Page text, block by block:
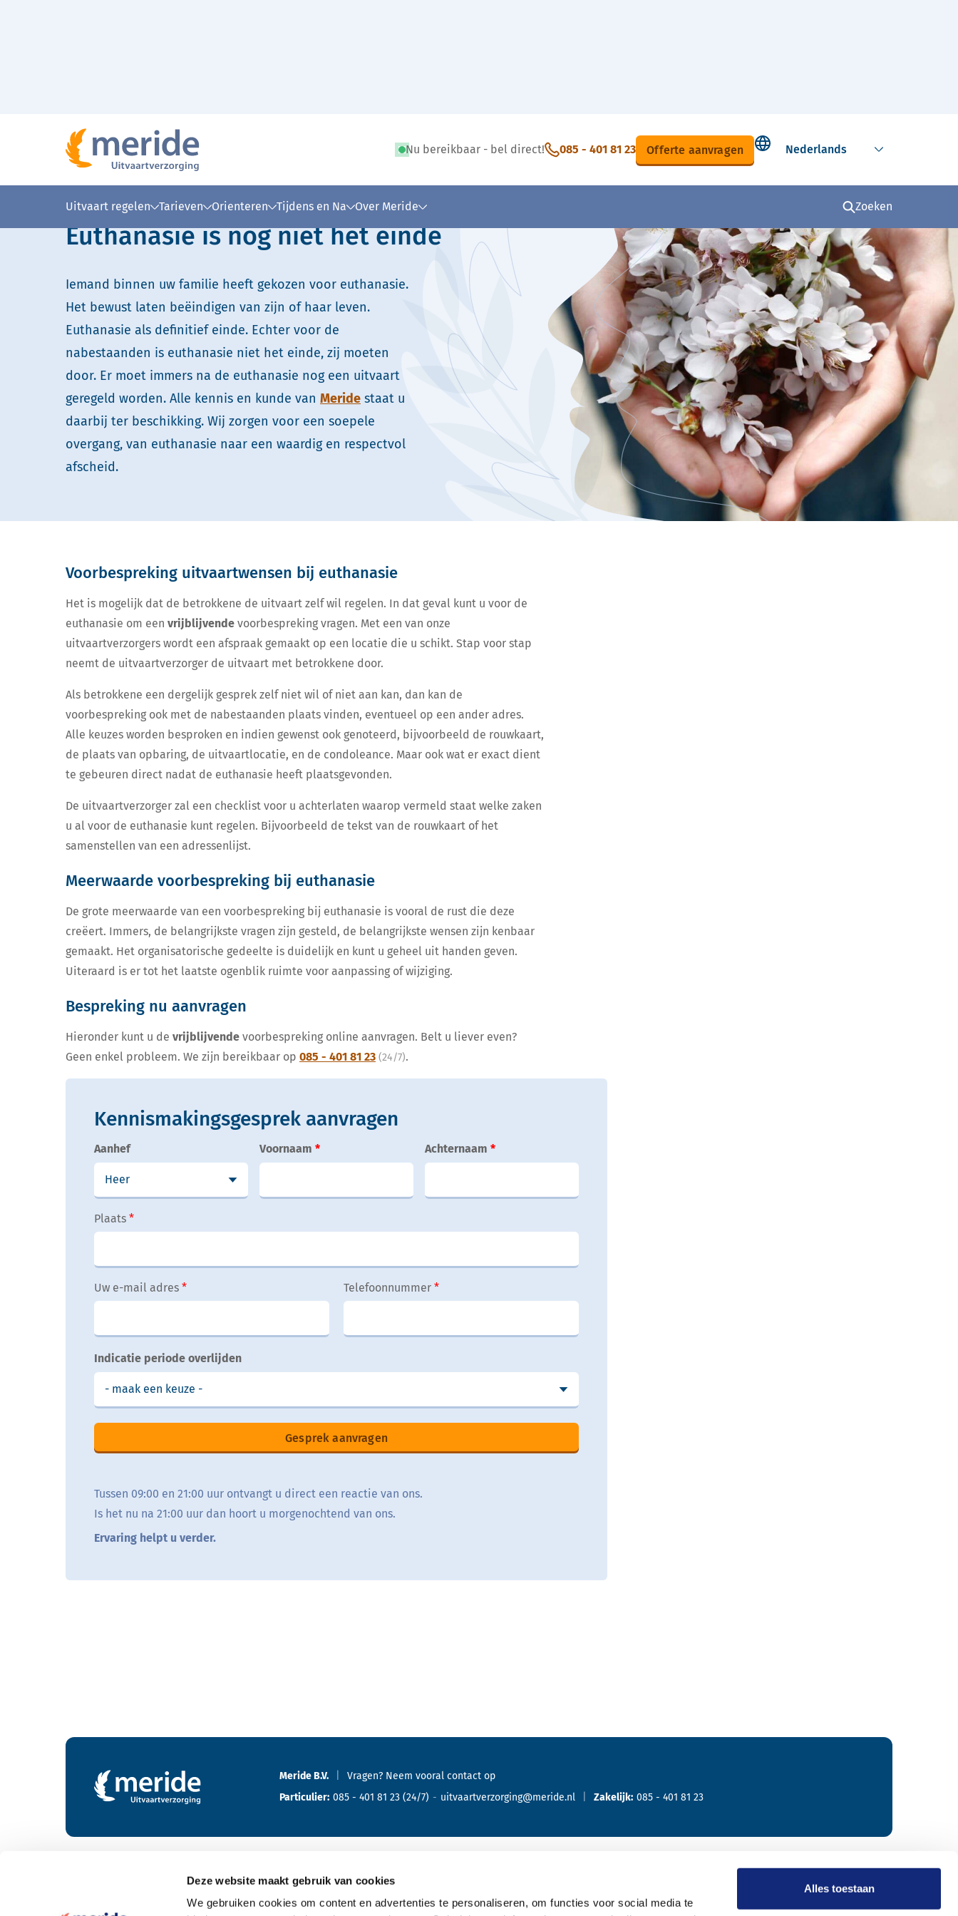
Deze website maakt gebruik van cookies
We gebruiken cookies om content en advertenties te personaliseren, om functies voor social media te
Alles toestaan
Nu bereikbaar - bel direct! 085 - 401 81 23 Offerte aanvragen
Select language
Uitvaart regelen Tarieven Orienteren Tijdens en Na Over Meride Zoeken
Home
>
Uitvaart regelen
>
Lees voor Uitleg woorden Simpele tekst
Euthanasie is nog niet het einde
Iemand binnen uw familie heeft gekozen voor euthanasie.
Het bewust laten beëindigen van zijn of haar leven.
Euthanasie als definitief einde. Echter voor de
nabestaanden is euthanasie niet het einde, zij moeten
door. Er moet immers na de euthanasie nog een uitvaart
geregeld worden. Alle kennis en kunde van Meride staat u
daarbij ter beschikking. Wij zorgen voor een soepele
overgang, van euthanasie naar een waardig en respectvol
afscheid.
Voorbespreking uitvaartwensen bij euthanasie
Het is mogelijk dat de betrokkene de uitvaart zelf wil regelen. In dat geval kunt u voor de
euthanasie om een vrijblijvende voorbespreking vragen. Met een van onze
uitvaartverzorgers wordt een afspraak gemaakt op een locatie die u schikt. Stap voor stap
neemt de uitvaartverzorger de uitvaart met betrokkene door.
Als betrokkene een dergelijk gesprek zelf niet wil of niet aan kan, dan kan de
voorbespreking ook met de nabestaanden plaats vinden, eventueel op een ander adres.
Alle keuzes worden besproken en indien gewenst ook genoteerd, bijvoorbeeld de rouwkaart,
de plaats van opbaring, de uitvaartlocatie, en de condoleance. Maar ook wat er exact dient
te gebeuren direct nadat de euthanasie heeft plaatsgevonden.
De uitvaartverzorger zal een checklist voor u achterlaten waarop vermeld staat welke zaken
u al voor de euthanasie kunt regelen. Bijvoorbeeld de tekst van de rouwkaart of het
samenstellen van een adressenlijst.
Meerwaarde voorbespreking bij euthanasie
De grote meerwaarde van een voorbespreking bij euthanasie is vooral de rust die deze
creëert. Immers, de belangrijkste vragen zijn gesteld, de belangrijkste wensen zijn kenbaar
gemaakt. Het organisatorische gedeelte is duidelijk en kunt u geheel uit handen geven.
Uiteraard is er tot het laatste ogenblik ruimte voor aanpassing of wijziging.
Bespreking nu aanvragen
Hieronder kunt u de vrijblijvende voorbespreking online aanvragen. Belt u liever even?
Geen enkel probleem. We zijn bereikbaar op 085 - 401 81 23 (24/7).
Kennismakingsgesprek aanvragen
Aanhef Voornaam Achternaam
Plaats
Uw e-mail adres Telefoonnummer
Indicatie periode overlijden
Gesprek aanvragen
Tussen 09:00 en 21:00 uur ontvangt u direct een reactie van ons.
Is het nu na 21:00 uur dan hoort u morgenochtend van ons.
Ervaring helpt u verder.
Contactgegevens en footer menu van Meride
Meride B.V. Vragen? Neem vooral contact op
Particulier: 085 - 401 81 23 (24/7) uitvaartverzorging@meride.nl Zakelijk: 085 - 401 81 23
Oriënteren